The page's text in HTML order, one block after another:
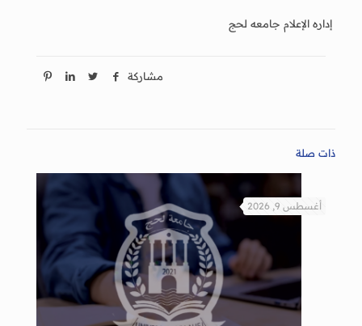
إداره الإعلام جامعه لحج
مشاركة
ذات صلة
أغسطس 9, 2026